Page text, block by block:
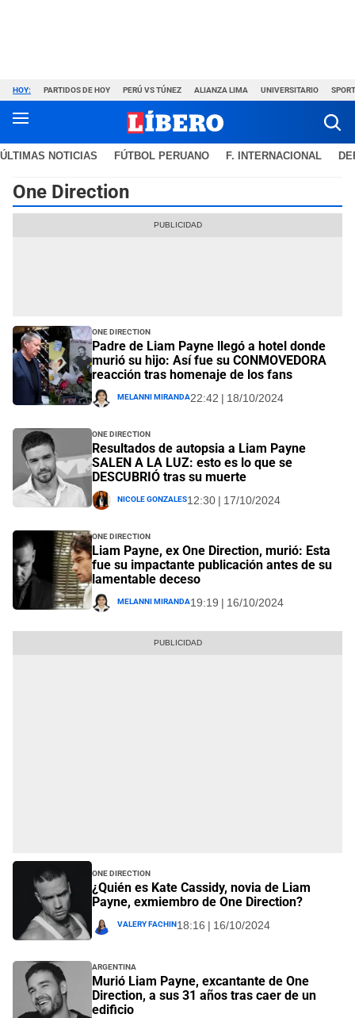
HOY: PARTIDOS DE HOY PERÚ VS TÚNEZ ALIANZA LIMA UNIVERSITARIO
ÚLTIMAS NOTICIAS FÚTBOL PERUANO F. INTERNACIONAL
One Direction
One Direction
Padre de Liam Payne llegó a hotel donde
murió su hijo: Así fue su CONMOVEDORA
reacción tras homenaje de los fans
Melanni Miranda22:42 | 18/10/2024
One Direction
Resultados de autopsia a Liam Payne
SALEN A LA LUZ: esto es lo que se
DESCUBRIÓ tras su muerte
Nicole Gonzales12:30 | 17/10/2024
One Direction
Liam Payne, ex One Direction, murió: Esta
fue su impactante publicación antes de su
lamentable deceso
Melanni Miranda19:19 | 16/10/2024
One Direction
¿Quién es Kate Cassidy, novia de Liam
Payne, exmiembro de One Direction?
Valery Fachin18:16 | 16/10/2024
Argentina
Murió Liam Payne, excantante de One
Direction, a sus 31 años tras caer de un
edificio